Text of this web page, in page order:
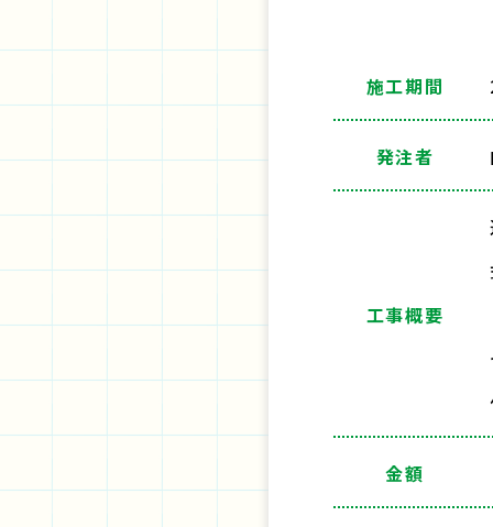
施工期間
発注者
工事概要
金額